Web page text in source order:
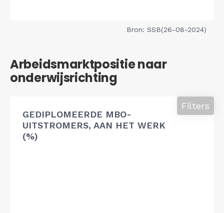
Bron: SSB(26-08-2024)
Arbeidsmarktpositie naar
onderwijsrichting
GEDIPLOMEERDE MBO-
UITSTROMERS, AAN HET WERK
(%)
Filters